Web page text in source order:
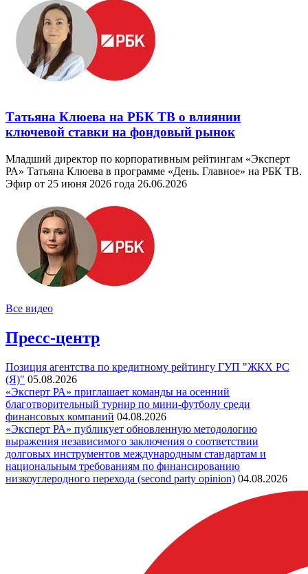
Татьяна Клюева на РБК ТВ о влиянии
ключевой ставки на фондовый рынок
Младший директор по корпоративным рейтингам «Эксперт
РА» Татьяна Клюева в программе «День. Главное» на РБК ТВ.
Эфир от 25 июня 2026 года 26.06.2026
Все видео
Пресс-центр
Позиция агентства по кредитному рейтингу ГУП "ЖКХ РС
(Я)" 05.08.2026
«Эксперт РА» приглашает команды на осенний
благотворительный турнир по мини-футболу среди
финансовых компаний 04.08.2026
«Эксперт РА» публикует обновленную методологию
выражения независимого заключения о соответствии
долговых инструментов международным стандартам и
национальным требованиям по финансированию
низкоуглеродного перехода (second party opinion) 04.08.2026